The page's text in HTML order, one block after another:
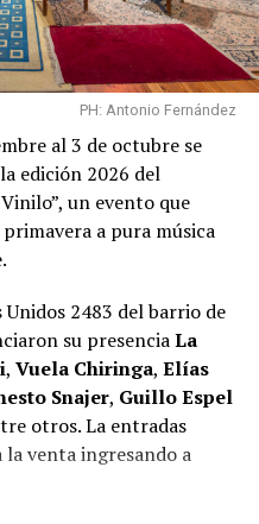
PH: Antonio Fernández
al 3 de octubre se
edición 2026 del
un evento que
a pura música
Unidos 2483 del barrio de
su presenciaLa
, Vuela Chiringa, Elías
Snajer, Guillo Espel
otros. La entradas
venta ingresando a